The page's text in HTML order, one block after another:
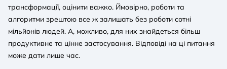
трансформації, оцінити важко. Ймовірно, роботи та
алгоритми зрештою все ж залишать без роботи сотні
мільйонів людей. А, можливо, для них знайдеться більш
продуктивне та цінне застосування. Відповіді на ці питання
може дати лише час.